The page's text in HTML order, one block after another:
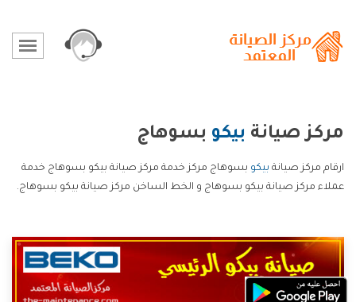
مركز صيانة بيكو بسوهاج
ارقام مركز صيانة بيكو بسوهاج مركز خدمة مركز صيانة بيكو بسوهاج خدمة
عملاء مركز صيانة بيكو بسوهاج و الخط الساخن مركز صيانة بيكو بسوهاج.